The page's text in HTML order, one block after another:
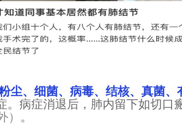
尘、细菌、病毒、结核、真菌、
病症消退后，肺内留下如切口
） 。